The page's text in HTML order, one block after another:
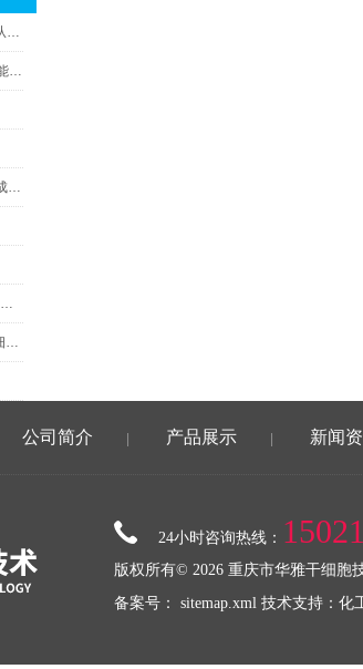
华雅思创 现货产品明细 数量少 欲购从速！！！
BD肝素钠采血管367874：采血管性能升级的典型代表
BD 全血RNA管的稳定剂具体是什么成分？
Streck 血浆游离RNA采血管在采血过程中，需要注意以下几点
细胞房 SBTI 人格大赏！测测你养的细胞，对应哪款 “显眼包” 培养基？
公司简介 产品展示 新闻
24小时咨询热线：
版权所有© 2026 重庆市华雅干细胞
备案号：
sitemap.xml 技术支持： 化